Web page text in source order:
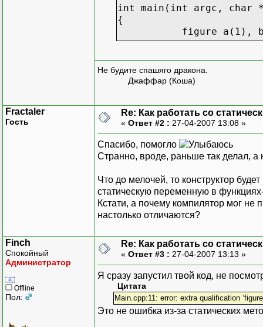
int main(int argc, char
{
figure a(1),
cout << "Для
Не будите спашяго дракона.
Джаффар (Коша)
Fractaler
Гость
Re: Как работать со
« Ответ #2 : 27-04-2007 13:08 »
Спасибо, помогло
Странно, вроде, раньше так делал,
Что до мелочей, то конструктор
статическую переменную в
Кстати, а почему компилятор мог не
настолько отличаются?
Finch
Спокойный
Администратор
Offline
Пол:
Re: Как работать со
« Ответ #3 : 27-04-2007 13:13 »
Я сразу запустил твой код, не
Цитата
Main.cpp:11: error: extra qualification
Это не ошибка из-за статических